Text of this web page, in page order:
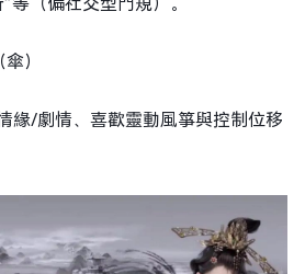
）
緣/劇情、喜歡靈動風箏與控制位移